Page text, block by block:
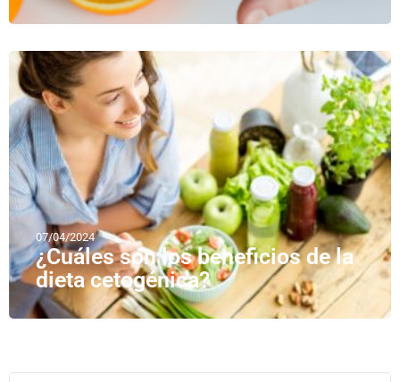
07/04/2024
¿Cuáles son los beneficios de la
dieta cetogénica?